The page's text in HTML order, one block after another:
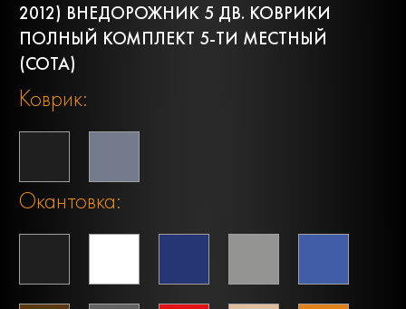
2012) ВНЕДОРОЖНИК 5 ДВ. КОВРИКИ
ПОЛНЫЙ КОМПЛЕКТ 5-ТИ МЕСТНЫЙ
(СОТА)
Коврик:
Окантовка: